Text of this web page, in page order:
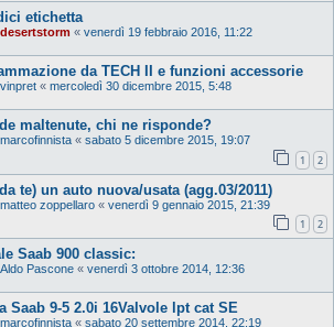
etichetta
desertstorm « venerdì 19 febbraio 2016, 11:22
da TECH II e funzioni accessorie
vinpret « mercoledì 30 dicembre 2015, 5:48
maltenute, chi ne risponde?
marcofinnista « sabato 5 dicembre 2015, 19:07
1 2
te) un auto nuova/usata (agg.03/2011)
matteo zoppellaro « venerdì 9 gennaio 2015, 21:39
1 2
Saab 900 classic:
Aldo Pascone « venerdì 3 ottobre 2014, 12:36
Saab 9-5 2.0i 16Valvole lpt cat SE
marcofinnista « sabato 20 settembre 2014, 22:19